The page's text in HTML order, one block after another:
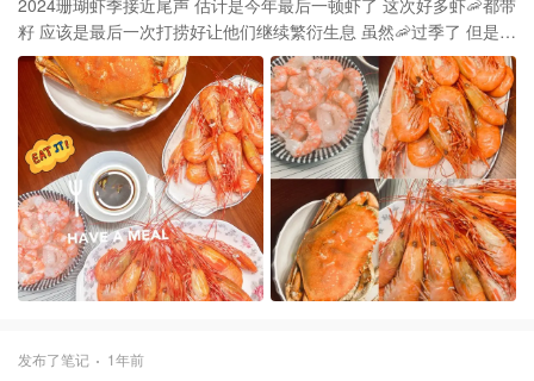
2024珊瑚虾季接近尾声 估计是今年最后一顿虾了 这次好多虾🦐都带
籽 应该是最后一次打捞好让他们继续繁衍生息 虽然🦐过季了 但是螃
蟹🦀来了呀 秋季正是吃蟹的季节 近两磅的Dungeness吃起来超级过
瘾 这次简单蒸了一下，特别鲜 把满壳的蟹膏倒在米饭上 几分钟就炫
光了❤️
发布了笔记 1年前